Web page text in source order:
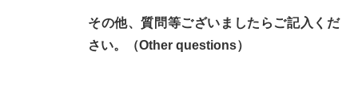
その他、質問等ございましたらご記入くだ
さい。（Other questions）